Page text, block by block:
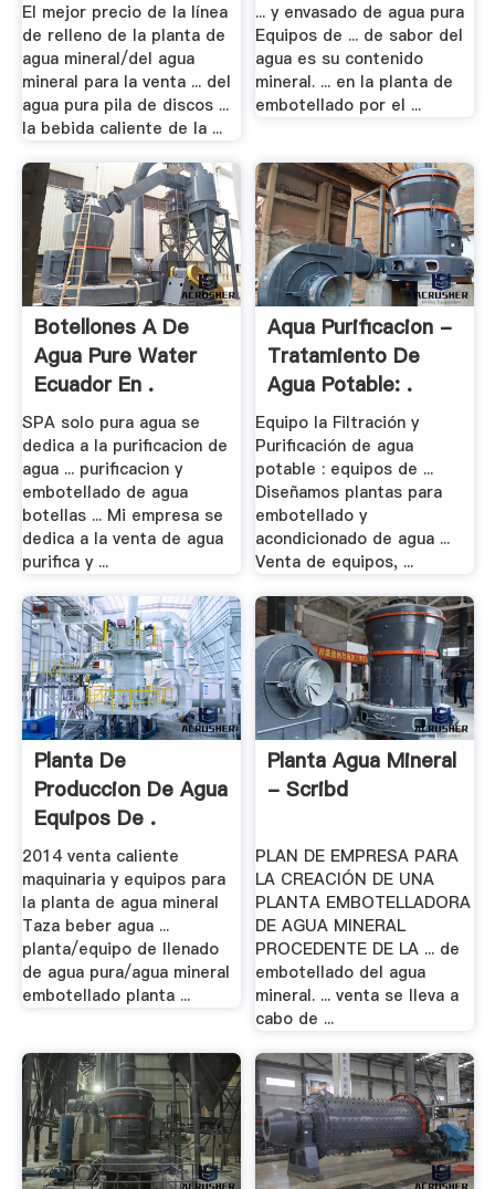
El mejor precio de la línea
de relleno de la planta de
agua mineral/del agua
mineral para la venta ... del
agua pura pila de discos ...
la bebida caliente de la ...
... y envasado de agua pura
Equipos de ... de sabor del
agua es su contenido
mineral. ... en la planta de
embotellado por el ...
Botellones A De
Agua Pure Water
Ecuador En .
SPA solo pura agua se
dedica a la purificacion de
agua ... purificacion y
embotellado de agua
botellas ... Mi empresa se
dedica a la venta de agua
purifica y ...
Aqua Purificacion -
Tratamiento De
Agua Potable: .
Equipo la Filtración y
Purificación de agua
potable : equipos de ...
Diseñamos plantas para
embotellado y
acondicionado de agua ...
Venta de equipos, ...
Planta De
Produccion De Agua
Equipos De .
2014 venta caliente
maquinaria y equipos para
la planta de agua mineral
Taza beber agua ...
planta/equipo de llenado
de agua pura/agua mineral
embotellado planta ...
Planta Agua Mineral
- Scribd
PLAN DE EMPRESA PARA
LA CREACIÓN DE UNA
PLANTA EMBOTELLADORA
DE AGUA MINERAL
PROCEDENTE DE LA ... de
embotellado del agua
mineral. ... venta se lleva a
cabo de ...